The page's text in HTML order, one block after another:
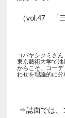
（vol.47 「
コバヤシクミさん
東京藝術大学で
からこそ、コー
わせを理論的に分
⇒誌面では、